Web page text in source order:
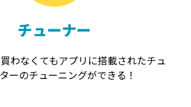
チューナー
わなくてもアプリに搭載されたチュ
ーのチューニングができる！